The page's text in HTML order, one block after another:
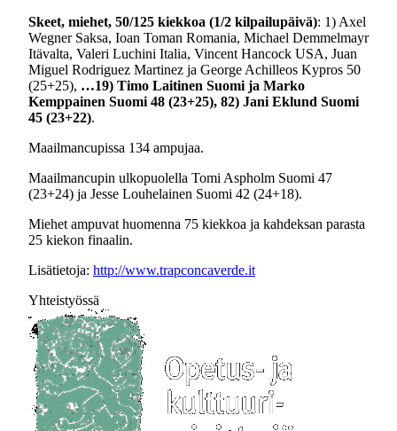
Skeet, miehet, 50/125 kiekkoa (1/2 kilpailupäivä): 1) Axel
Wegner Saksa, Ioan Toman Romania, Michael Demmelmayr
Itävalta, Valeri Luchini Italia, Vincent Hancock USA, Juan
Miguel Rodriguez Martinez ja George Achilleos Kypros 50
(25+25), …19) Timo Laitinen Suomi ja Marko
Kemppainen Suomi 48 (23+25), 82) Jani Eklund Suomi
45 (23+22).
Maailmancupissa 134 ampujaa.
Maailmancupin ulkopuolella Tomi Aspholm Suomi 47
(23+24) ja Jesse Louhelainen Suomi 42 (24+18).
Miehet ampuvat huomenna 75 kiekkoa ja kahdeksan parasta
25 kiekon finaalin.
Lisätietoja: http://www.trapconcaverde.it
Yhteistyössä